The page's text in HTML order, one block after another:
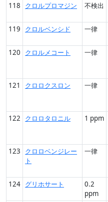
118
クロルプロマジン 不検出
119
クロルベンシド 一律
120
クロルメコート 一律
121
クロロクスロン 一律
122
クロロタロニル 1 ppm
123
クロロベンジレー
ト
一律
124 グリホサート
0.2
ppm